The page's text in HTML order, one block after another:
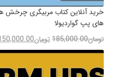
خرید آنلاین کتاب مربیگری چرخش
های پپ گواردیولا
تومان185,000.00تومان